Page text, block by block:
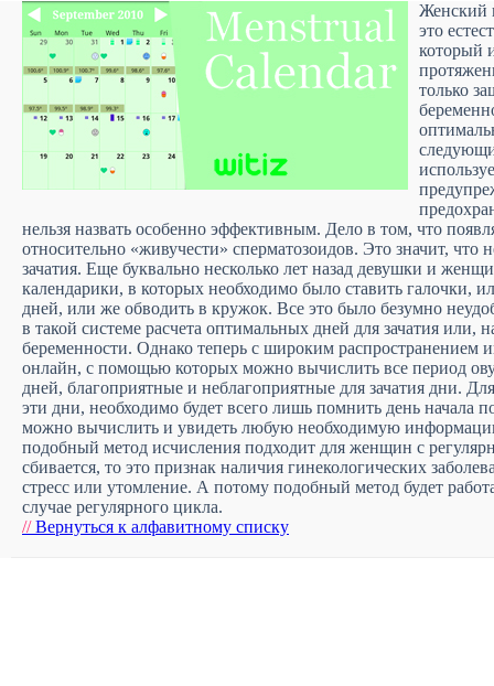
Женский
это
который
только
нельзя назвать особенно эффективным. Дело в том, что
относительно «живучести» сперматозоидов. Это значит, что
зачатия. Еще буквально несколько лет назад девушки и
календарики, в которых необходимо было ставить галочки,
дней, или же обводить в кружок. Все это было безумно
в такой системе расчета оптимальных дней для зачатия или,
беременности. Однако теперь с широким распространением
онлайн, с помощью которых можно вычислить все период
дней, благоприятные и неблагоприятные для зачатия дни.
эти дни, необходимо будет всего лишь помнить день начала
можно вычислить и увидеть любую необходимую
подобный метод исчисления подходит для женщин с
сбивается, то это признак наличия гинекологических
стресс или утомление. А потому подобный метод будет
случае регулярного цикла.
//Вернуться к алфавитному списку